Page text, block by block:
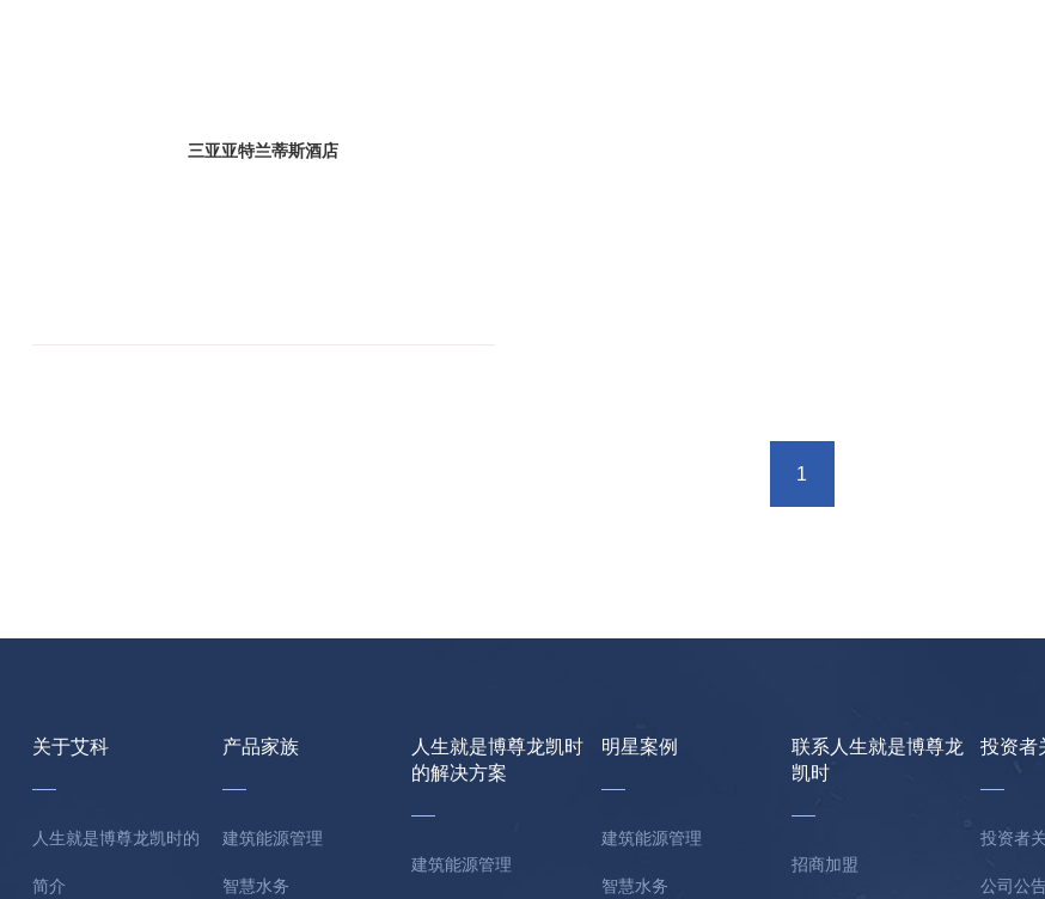
三亚亚特兰蒂斯酒店
1
关于艾科
人生就是博尊龙凯时的
简介
产品家族
建筑能源管理
智慧水务
人生就是博尊龙凯时
的解决方案
建筑能源管理
明星案例
建筑能源管理
智慧水务
联系人生就是博尊龙
凯时
招商加盟
投资者
投资者
公司公